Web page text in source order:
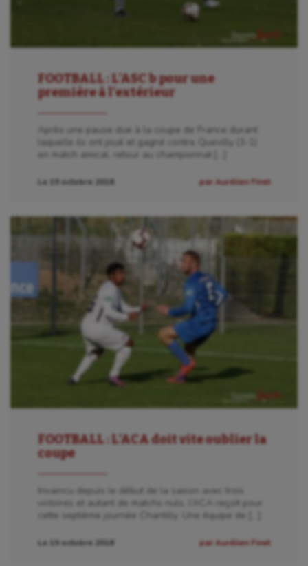
FOOTBALL : L’ASC b pour une
première à l’extérieur
Après une pause due à la coupe de France durant
laquelle ils ont joué et gagné contre Quevilly (3-1)
en match amical, retour au championnat […]
Le 19 octobre 2018 par Aurélien Finet
FOOTBALL : L’ACA doit vite oublier la
coupe
Invaincu depuis le début de la saison avec trois
victoires et autant de matchs nuls, l’ACA reçoit pour
cette septième journée Chantilly. Une équipe de […]
Le 19 octobre 2018 par Aurélien Finet